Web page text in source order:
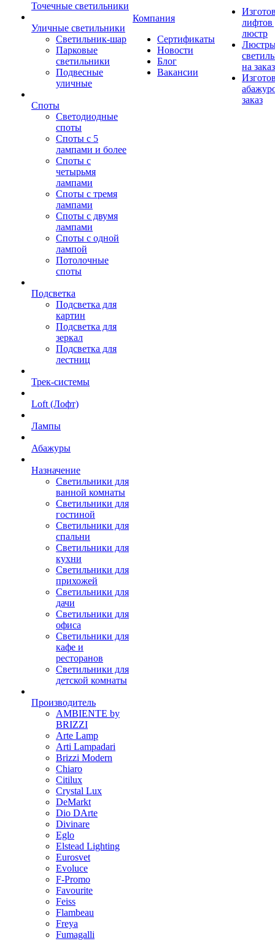
Точечные светильники
Уличные светильники
Светильник-шар
Парковые
светильники
Подвесные
уличные
Споты
Светодиодные
споты
Споты с 5
лампами и более
Споты с
четырьмя
лампами
Споты с тремя
лампами
Споты с двумя
лампами
Споты с одной
лампой
Потолочные
споты
Подсветка
Подсветка для
картин
Подсветка для
зеркал
Подсветка для
лестниц
Трек-системы
Loft (Лофт)
Лампы
Абажуры
Назначение
Светильники для
ванной комнаты
Светильники для
гостиной
Светильники для
спальни
Светильники для
кухни
Светильники для
прихожей
Светильники для
дачи
Светильники для
офиса
Светильники для
кафе и
ресторанов
Светильники для
детской комнаты
Производитель
AMBIENTE by
BRIZZI
Arte Lamp
Arti Lampadari
Brizzi Modern
Chiaro
Citilux
Crystal Lux
DeMarkt
Dio DArte
Divinare
Eglo
Elstead Lighting
Eurosvet
Evoluce
F-Promo
Favourite
Feiss
Flambeau
Freya
Fumagalli
Компания
Сертификаты
Новости
Блог
Вакансии
лифтов
люстр
на заказ
заказ